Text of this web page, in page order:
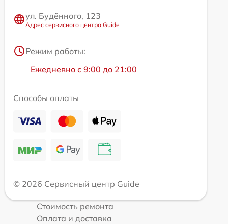
ул. Будённого, 123
Адрес сервисного центра Guide
Режим работы:
Ежедневно с 9:00 до 21:00
Способы оплаты
© 2026 Сервисный центр Guide
Стоимость ремонта
Оплата и доставка